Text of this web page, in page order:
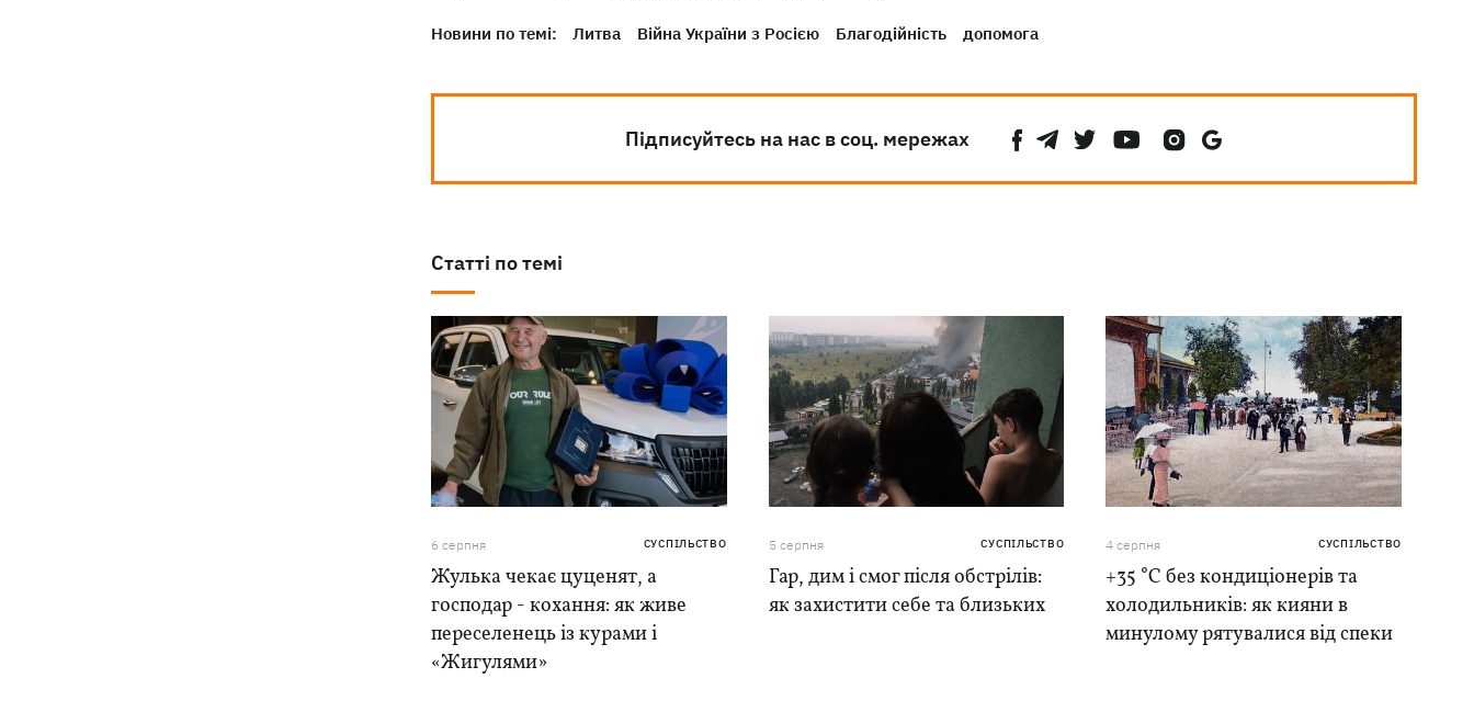
Новини по темі: Литва Війна України з Росією Благодійність допомога
Підписуйтесь на нас в соц. мережах
Статті по темі
6 серпня СУСПІЛЬСТВО
Жулька чекає цуценят, а
господар - кохання: як живе
переселенець із курами і
«Жигулями»
5 серпня СУСПІЛЬСТВО
Гар, дим і смог після обстрілів:
як захистити себе та близьких
4 серпня СУСПІЛЬСТВО
+35 °C без кондиціонерів та
холодильників: як кияни в
минулому рятувалися від спеки